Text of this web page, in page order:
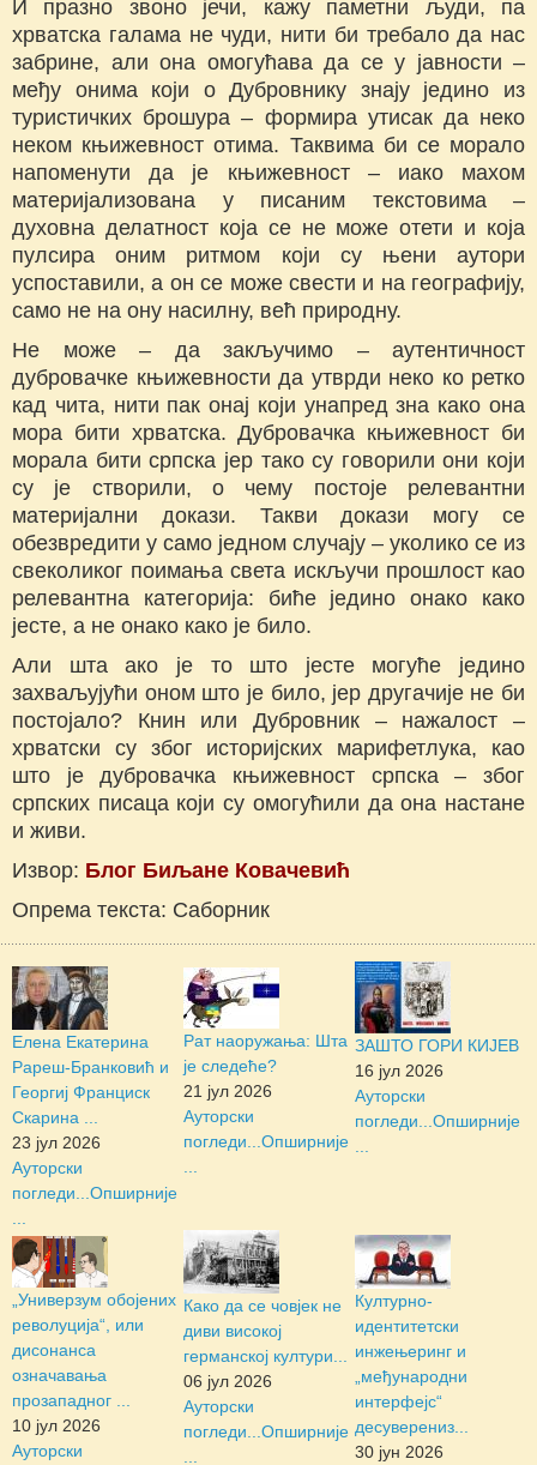
И празно звоно јечи, кажу паметни људи, па
хрватска галама не чуди, нити би требало да нас
забрине, али она омогућава да се у јавности ‒
међу онима који о Дубровнику знају једино из
туристичких брошура ‒ формира утисак да неко
неком књижевност отима. Таквима би се морало
напоменути да је књижевност ‒ иако махом
материјализована у писаним текстовима ‒
духовна делатност која се не може отети и која
пулсира оним ритмом који су њени аутори
успоставили, а он се може свести и на географију,
само не на ону насилну, већ природну.
Не може ‒ да закључимо ‒ аутентичност
дубровачке књижевности да утврди неко ко ретко
кад чита, нити пак онај који унапред зна како она
мора бити хрватска. Дубровачка књижевност би
морала бити српска јер тако су говорили они који
су је створили, о чему постоје релевантни
материјални докази. Такви докази могу се
обезвредити у само једном случају ‒ уколико се из
свеколиког поимања света искључи прошлост као
релевантна категорија: биће једино онако како
јесте, а не онако како је било.
Али шта ако је то што јесте могуће једино
захваљујући оном што је било, јер другачије не би
постојало? Книн или Дубровник ‒ нажалост ‒
хрватски су због историјских марифетлука, као
што је дубровачка књижевност српска ‒ због
српских писаца који су омогућили да она настане
и живи.
Извор: Блог Биљане Ковачевић
Опрема текста: Саборник
Елена Екатерина
Рареш-Бранковић и
Георгиј Франциск
Скарина ...
23 јул 2026
Ауторски
погледи... Опширније
Рат наоружања: Шта
је следеће?
21 јул 2026
Ауторски
погледи... Опширније
ЗАШТО ГОРИ КИЈЕВ
16 јул 2026
Ауторски
погледи... Опширније
„Универзум обојених
револуција“, или
дисонанса
означавања
прозападног ...
10 јул 2026
Ауторски
Како да се човјек не
диви високој
германској култури...
06 јул 2026
Ауторски
погледи... Опширније
Културно-
идентитетски
инжењеринг и
„међународни
интерфејс“
десуверениз...
30 јун 2026